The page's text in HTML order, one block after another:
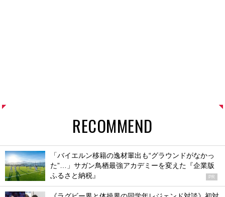
RECOMMEND
「バイエルン移籍の逸材輩出も“グラウンドがなかっ
た”…」サガン鳥栖最強アカデミーを変えた『企業版
ふるさと納税』
PR